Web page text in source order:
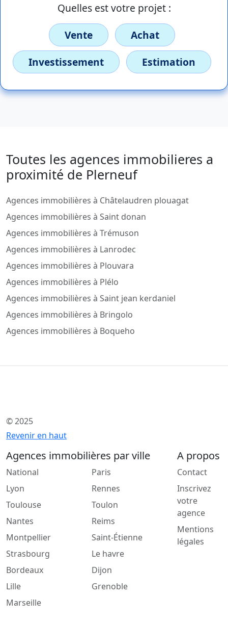
Quelles est votre projet :
Vente
Achat
Investissement
Estimation
Toutes les agences immobilieres a
proximité de Plerneuf
Agences immobilières à Châtelaudren plouagat
Agences immobilières à Saint donan
Agences immobilières à Trémuson
Agences immobilières à Lanrodec
Agences immobilières à Plouvara
Agences immobilières à Plélo
Agences immobilières à Saint jean kerdaniel
Agences immobilières à Bringolo
Agences immobilières à Boqueho
© 2025
Revenir en haut
Agences immobilières par ville
National
Lyon
Toulouse
Nantes
Montpellier
Strasbourg
Bordeaux
Lille
Marseille
Paris
Rennes
Toulon
Reims
Saint-Étienne
Le havre
Dijon
Grenoble
A propos
Contact
Inscrivez
votre
agence
Mentions
légales